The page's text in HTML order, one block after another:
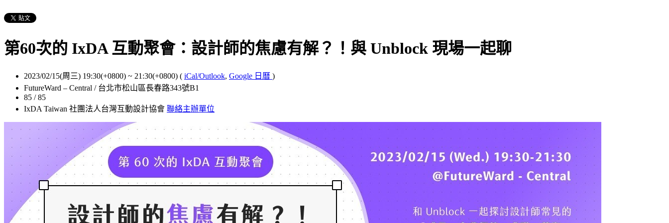
第60次的 IxDA 互動聚會：設計師的焦慮有解？！與 Unblock 現場一起聊
2023/02/15(周三) 19:30(+0800) ~ 21:30(+0800) ( iCal/Outlook, Google 日曆 )
FutureWard – Central / 台北市松山區長春路343號B1
85 / 85
IxDA Taiwan 社團法人台灣互動設計協會 聯絡主辦單位